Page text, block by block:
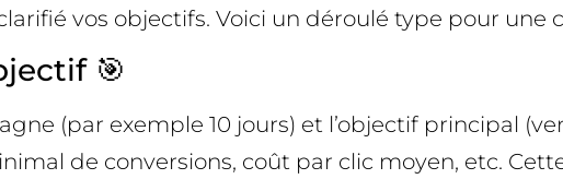
vos objectifs. Voici un déroulé type pour une
🎯
(par exemple 10 jours) et l’objectif principal
de conversions, coût par clic moyen, etc.